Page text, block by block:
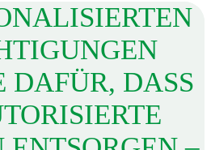
DAFÜR, DASS